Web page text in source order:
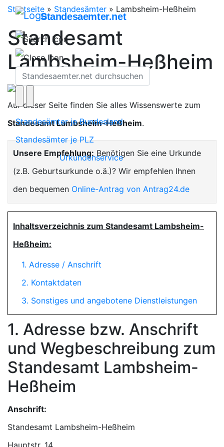
Standesaemter.net
Standesämter je Bundesland
Standesämter je PLZ
Urkundenservice
Startseite » Standesämter » Lambsheim-Heßheim
Standesamt
Lambsheim-Heßheim
Auf dieser Seite finden Sie alles Wissenswerte zum
Standesamt Lambsheim-Heßheim.
Unsere Empfehlung: Benötigen Sie eine Urkunde
(z.B. Geburtsurkunde o.ä.)? Wir empfehlen Ihnen
den bequemen Online-Antrag von Antrag24.de
Inhaltsverzeichnis zum Standesamt Lambsheim-
Heßheim:
1. Adresse / Anschrift
2. Kontaktdaten
3. Sonstiges und angebotene Dienstleistungen
1. Adresse bzw. Anschrift
und Wegbeschreibung zum
Standesamt Lambsheim-
Heßheim
Anschrift:
Standesamt Lambsheim-Heßheim